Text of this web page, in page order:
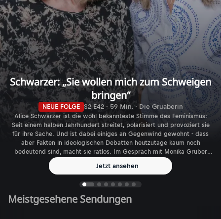
Schwarzer: „Sie wollen mich zum Schweigen
bringen“
NEUE FOLGE S2 E42 · 59 Min. · Die Gruaberin
Alice Schwarzer ist die wohl bekannteste Stimme des Feminismus:
Seit einem halben Jahrhundert streitet, polarisiert und provoziert sie
für ihre Sache. Und ist dabei einiges an Gegenwind gewohnt - dass
aber Fakten in ideologischen Debatten heutzutage kaum noch
bedeutend sind, macht sie ratlos. Im Gespräch mit Monika Gruber
spricht die Journalistin, Autorin und Verlegerin über den aktuellen
Feminismus - und die gefühlt immer größer werdende Zahl
Jetzt ansehen
Meistgesehene Sendungen